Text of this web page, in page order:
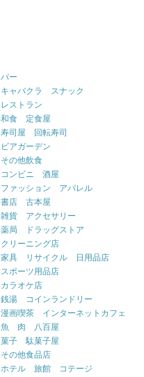
バー
キャバクラ スナック
レストラン
和食 定食屋
寿司屋 回転寿司
ビアガーデン
その他飲食
コンビニ 酒屋
ファッション アパレル
書店 古本屋
雑貨 アクセサリー
薬局 ドラッグストア
クリーニング店
家具 リサイクル 日用品店
スポーツ用品店
カラオケ店
銭湯 コインランドリー
漫画喫茶 インターネットカフェ
魚 肉 八百屋
菓子 駄菓子屋
その他食品店
ホテル 旅館 コテージ